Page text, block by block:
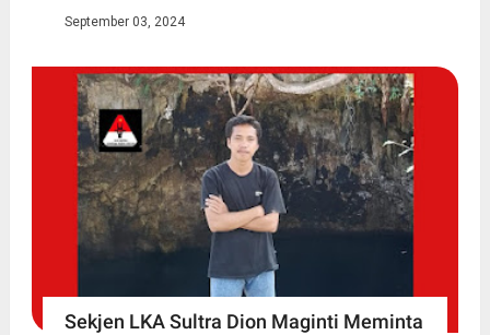
September 03, 2024
Sekjen LKA Sultra Dion Maginti Meminta